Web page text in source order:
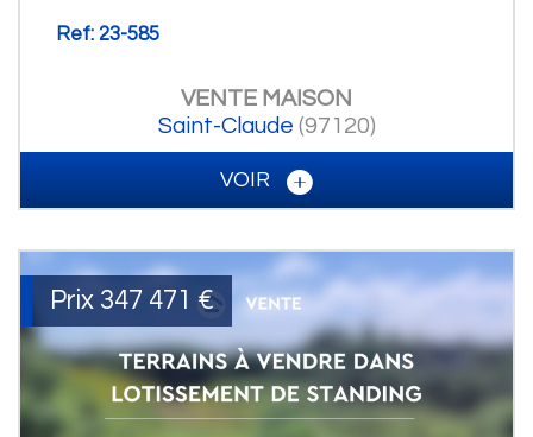
Ref: 23-585
VENTE MAISON
Saint-Claude (97120)
VOIR
Prix 347 471 €